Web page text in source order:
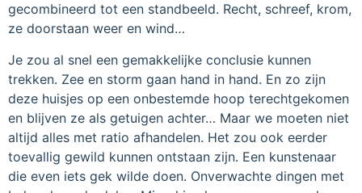
gecombineerd tot een standbeeld. Recht, schreef, krom,
ze doorstaan weer en wind…
Je zou al snel een gemakkelijke conclusie kunnen
trekken. Zee en storm gaan hand in hand. En zo zijn
deze huisjes op een onbestemde hoop terechtgekomen
en blijven ze als getuigen achter… Maar we moeten niet
altijd alles met ratio afhandelen. Het zou ook eerder
toevallig gewild kunnen ontstaan zijn. Een kunstenaar
die even iets gek wilde doen. Onverwachte dingen met